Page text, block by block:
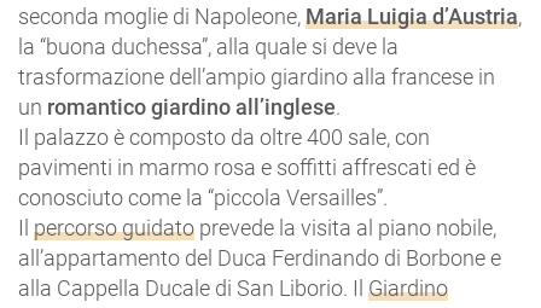
seconda moglie di Napoleone,Maria Luigia d’Austria,
la “buona duchessa”, alla quale si deve la
trasformazione dell’ampio giardino alla francese in
un romantico giardino all’inglese.
Il palazzo è composto da oltre 400 sale, con
pavimenti in marmo rosa e soffitti affrescati ed è
conosciuto come la “piccola Versailles”.
Il percorso guidato prevede la visita al piano nobile,
all’appartamento del Duca Ferdinando di Borbone e
alla Cappella Ducale di San Liborio. Il Giardino